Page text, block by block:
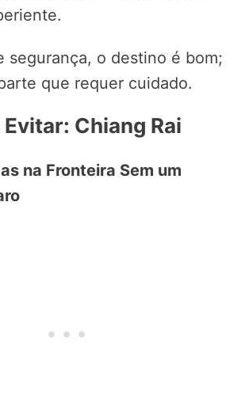
segurança, o destino é bom;
que requer cuidado.
Chiang Rai
na Fronteira Sem um